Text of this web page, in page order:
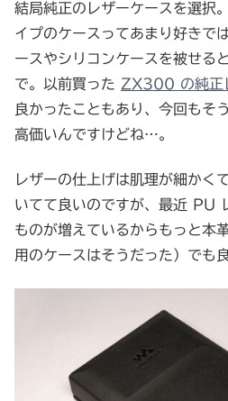
結局純正のレザーケースを選択
イプのケースってあまり好きで
ースやシリコンケースを被せる
で。以前買った ZX300 の純正
良かったこともあり、今回もそ
高価いんですけどね…。
レザーの仕上げは肌理が細かく
いてて良いのですが、最近 PU
ものが増えているからもっと
用のケースはそうだった）でも